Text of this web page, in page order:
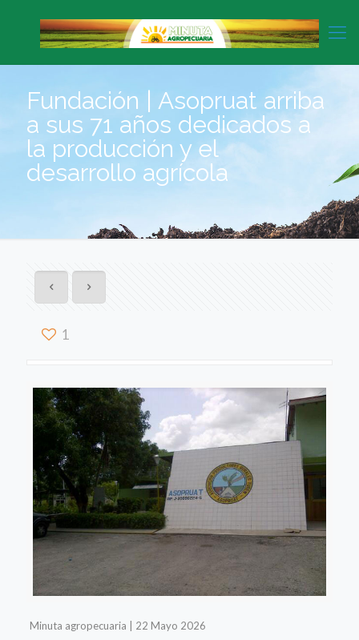
Fundación | Asopruat arriba
a sus 71 años dedicados a
la producción y el
desarrollo agrícola
1
Minuta agropecuaria | 22 Mayo 2026